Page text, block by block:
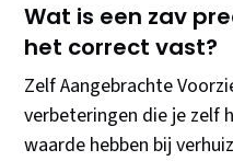
Wat is een zav
het correct vast?
Zelf Aangebrachte
verbeteringen die je zelf
waarde hebben bij